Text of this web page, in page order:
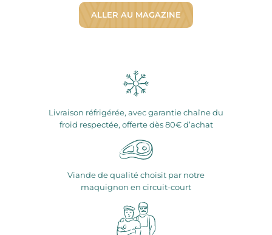
ALLER AU MAGAZINE
Livraison réfrigérée, avec garantie chaîne du
froid respectée, offerte dès 80€ d’achat
Viande de qualité choisit par notre
maquignon en circuit-court